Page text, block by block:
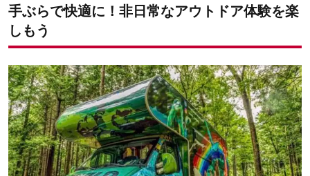
手ぶらで快適に！非日常なアウトドア体験を楽
しもう